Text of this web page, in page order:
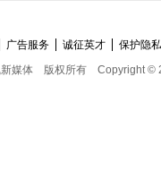
广告服务 诚征英才
保护隐
媒体
版权所有 Copyright ©